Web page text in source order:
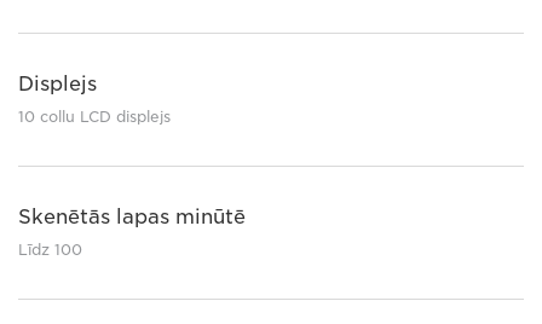
Displejs
10 collu LCD displejs
Skenētās lapas minūtē
Līdz 100